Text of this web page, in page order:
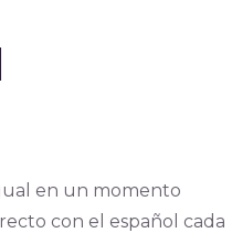
en un momento
con el español cada